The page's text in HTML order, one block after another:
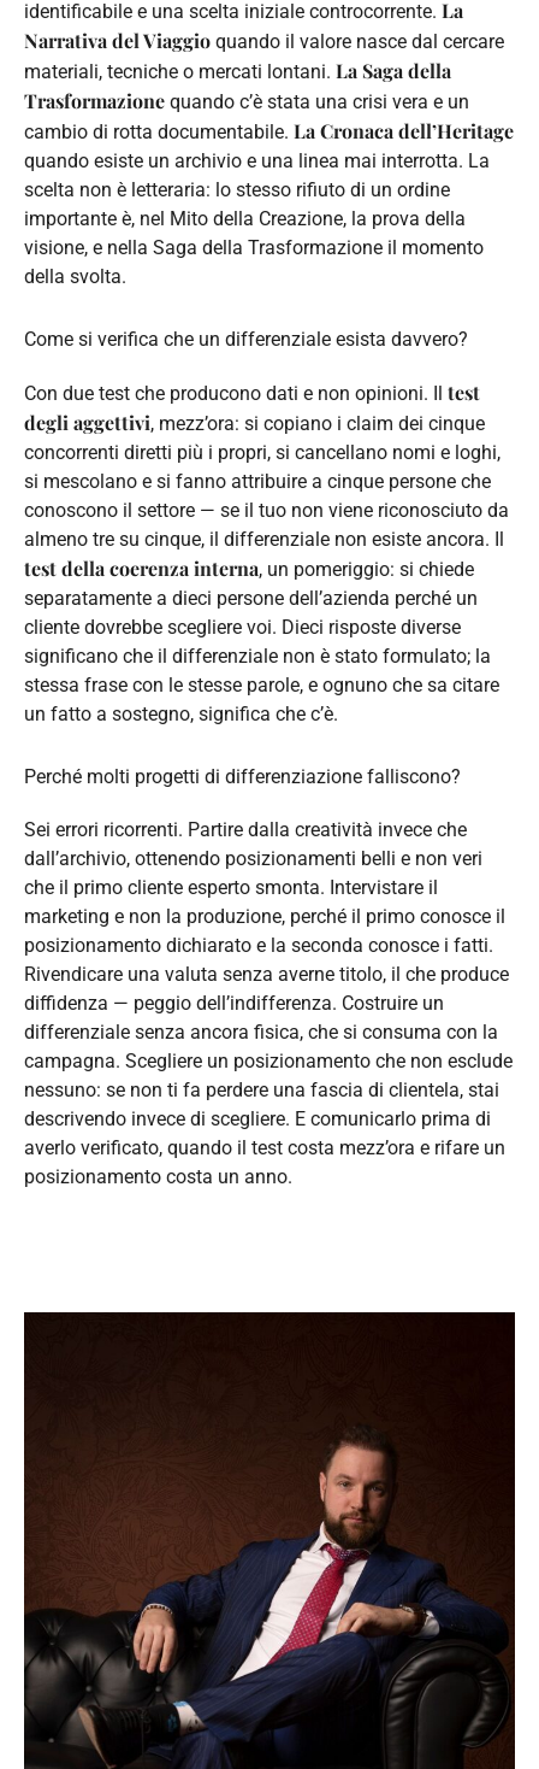
identificabile e una scelta iniziale controcorrente. La
Narrativa del Viaggio quando il valore nasce dal cercare
materiali, tecniche o mercati lontani. La Saga della
Trasformazione quando c’è stata una crisi vera e un
cambio di rotta documentabile. La Cronaca dell’Heritage
quando esiste un archivio e una linea mai interrotta. La
scelta non è letteraria: lo stesso rifiuto di un ordine
importante è, nel Mito della Creazione, la prova della
visione, e nella Saga della Trasformazione il momento
della svolta.
Come si verifica che un differenziale esista davvero?
Con due test che producono dati e non opinioni. Il test
degli aggettivi, mezz’ora: si copiano i claim dei cinque
concorrenti diretti più i propri, si cancellano nomi e loghi,
si mescolano e si fanno attribuire a cinque persone che
conoscono il settore — se il tuo non viene riconosciuto da
almeno tre su cinque, il differenziale non esiste ancora. Il
test della coerenza interna, un pomeriggio: si chiede
separatamente a dieci persone dell’azienda perché un
cliente dovrebbe scegliere voi. Dieci risposte diverse
significano che il differenziale non è stato formulato; la
stessa frase con le stesse parole, e ognuno che sa citare
un fatto a sostegno, significa che c’è.
Perché molti progetti di differenziazione falliscono?
Sei errori ricorrenti. Partire dalla creatività invece che
dall’archivio, ottenendo posizionamenti belli e non veri
che il primo cliente esperto smonta. Intervistare il
marketing e non la produzione, perché il primo conosce il
posizionamento dichiarato e la seconda conosce i fatti.
Rivendicare una valuta senza averne titolo, il che produce
diffidenza — peggio dell’indifferenza. Costruire un
differenziale senza ancora fisica, che si consuma con la
campagna. Scegliere un posizionamento che non esclude
nessuno: se non ti fa perdere una fascia di clientela, stai
descrivendo invece di scegliere. E comunicarlo prima di
averlo verificato, quando il test costa mezz’ora e rifare un
posizionamento costa un anno.